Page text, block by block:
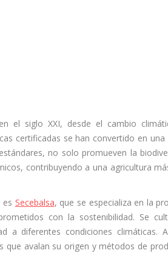
el siglo XXI, desde el cambio
certificadas se han convertido en
no solo promueven la
contribuyendo a una agricultura
es Secebalsa, que se especializa en la
con la sostenibilidad. Se
a diferentes condiciones climáticas.
que avalan su origen y métodos de